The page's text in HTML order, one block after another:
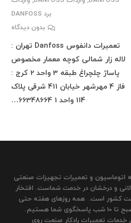
برد DANFOSS
بدون دیدگاه
تعمیرات دانفوس Danfoss تهران :
لاله زار شمالی کوچه معمار مخصوص
پاساژ چلچراغ طبقه 3 واحد 2 کرج :
فاز 4 مهرشهر خیابان 411 شرقی پلاک
114 واحد 1 66348664…
اتوماسیون و تعمیرات تجهیزات صنعتی
و درخشان در خدمت شماست. افتخار
صنعت کشور است. همه روزهای هفته حتی
روزهای تعطیل از ساعت 8 صبح تا 10 شب پاسخگوی شما هستیم.
تعمیرات رادکار صنعت روی